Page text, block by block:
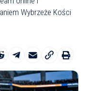
Wybrzeże Kości